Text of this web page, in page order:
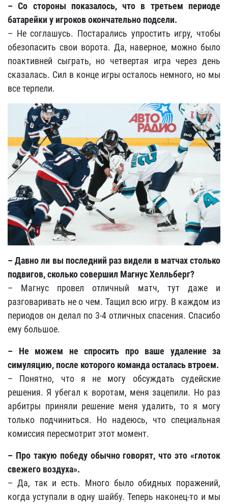
– Со стороны показалось, что в третьем периоде
батарейки у игроков окончательно подсели.
– Не соглашусь. Постарались упростить игру, чтобы
обезопасить свои ворота. Да, наверное, можно было
поактивней сыграть, но четвертая игра через день
сказалась. Сил в конце игры осталось немного, но мы
все терпели.
– Давно ли вы последний раз видели в матчах столько
подвигов, сколько совершил Магнус Хелльберг?
– Магнус провел отличный матч, тут даже и
разговаривать не о чем. Тащил всю игру. В каждом из
периодов он делал по 3-4 отличных спасения. Спасибо
ему большое.
– Не можем не спросить про ваше удаление за
симуляцию, после которого команда осталась втроем.
– Понятно, что я не могу обсуждать судейские
решения. Я убегал к воротам, меня зацепили. Но раз
арбитры приняли решение меня удалить, то я могу
только подчиниться. Но надеюсь, что специальная
комиссия пересмотрит этот момент.
– Про такую победу обычно говорят, что это «глоток
свежего воздуха».
– Да, так и есть. Много было обидных поражений,
когда уступали в одну шайбу. Теперь наконец-то и мы